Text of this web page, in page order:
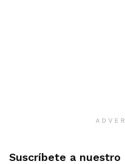
Suscríbete a